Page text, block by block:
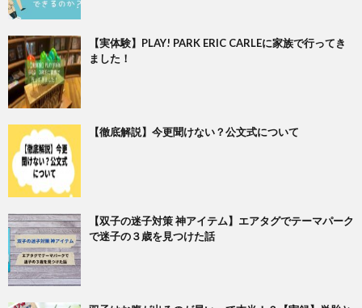
【実体験】PLAY! PARK ERIC CARLEに家族で行ってき
ました！
【徹底解説】今更聞けない？公文式について
【双子の迷子対策 神アイテム】エアタグでテーマパーク
で迷子の３歳を見つけた話